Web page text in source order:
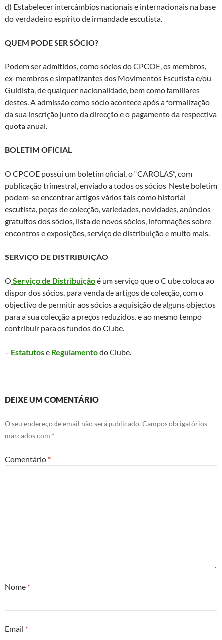
d) Estabelecer intercâmbios nacionais e internacionais na base
do verdadeiro espírito de irmandade escutista.
QUEM PODE SER SÓCIO?
Podem ser admitidos, como sócios do CPCOE, os membros,
ex-membros e simpatizantes dos Movimentos Escutista e/ou
Guidista, de qualquer nacionalidade, bem como familiares
destes. A admissão como sócio acontece após a formalização
da sua inscrição junto da direcção e o pagamento da respectiva
quota anual.
BOLETIM OFICIAL
O CPCOE possui um boletim oficial, o “CAROLAS”, com
publicação trimestral, enviado a todos os sócios. Neste boletim
podem-se encontrar artigos vários tais como historial
escutista, peças de colecção, variedades, novidades, anúncios
gratuitos dos sócios, lista de novos sócios, informações sobre
encontros e exposições, serviço de distribuição e muito mais.
SERVIÇO DE DISTRIBUIÇÃO
O Serviço de Distribuiçãoé um serviço que o Clube coloca ao
dispor dos sócios, para venda de artigos de colecção, com o
objectivo de permitir aos sócios a aquisição de alguns objectos
para a sua colecção a preços reduzidos, e ao mesmo tempo
contribuir para os fundos do Clube.
– Estatutose Regulamentodo Clube.
DEIXE UM COMENTÁRIO
O seu endereço de email não será publicado. Campos obrigatórios
marcados com *
Comentário *
Nome *
Email *